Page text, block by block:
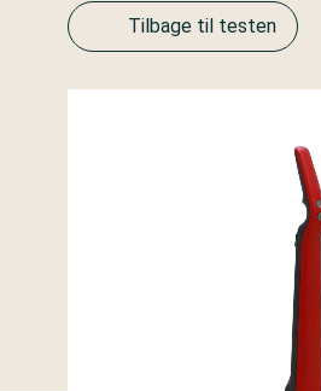
Tilbage til testen